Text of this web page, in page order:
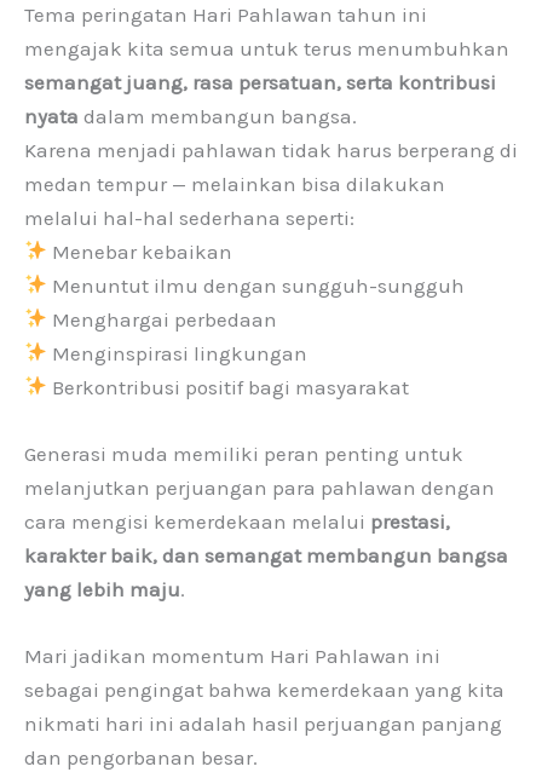
Tema peringatan Hari Pahlawan tahun ini
mengajak kita semua untuk terus menumbuhkan
semangat juang, rasa persatuan, serta kontribusi
nyata dalam membangun bangsa.
Karena menjadi pahlawan tidak harus berperang di
medan tempur — melainkan bisa dilakukan
melalui hal-hal sederhana seperti:
Menebar kebaikan
Menuntut ilmu dengan sungguh-sungguh
Menghargai perbedaan
Menginspirasi lingkungan
Berkontribusi positif bagi masyarakat
Generasi muda memiliki peran penting untuk
melanjutkan perjuangan para pahlawan dengan
cara mengisi kemerdekaan melalui prestasi,
karakter baik, dan semangat membangun bangsa
yang lebih maju.
Mari jadikan momentum Hari Pahlawan ini
sebagai pengingat bahwa kemerdekaan yang kita
nikmati hari ini adalah hasil perjuangan panjang
dan pengorbanan besar.